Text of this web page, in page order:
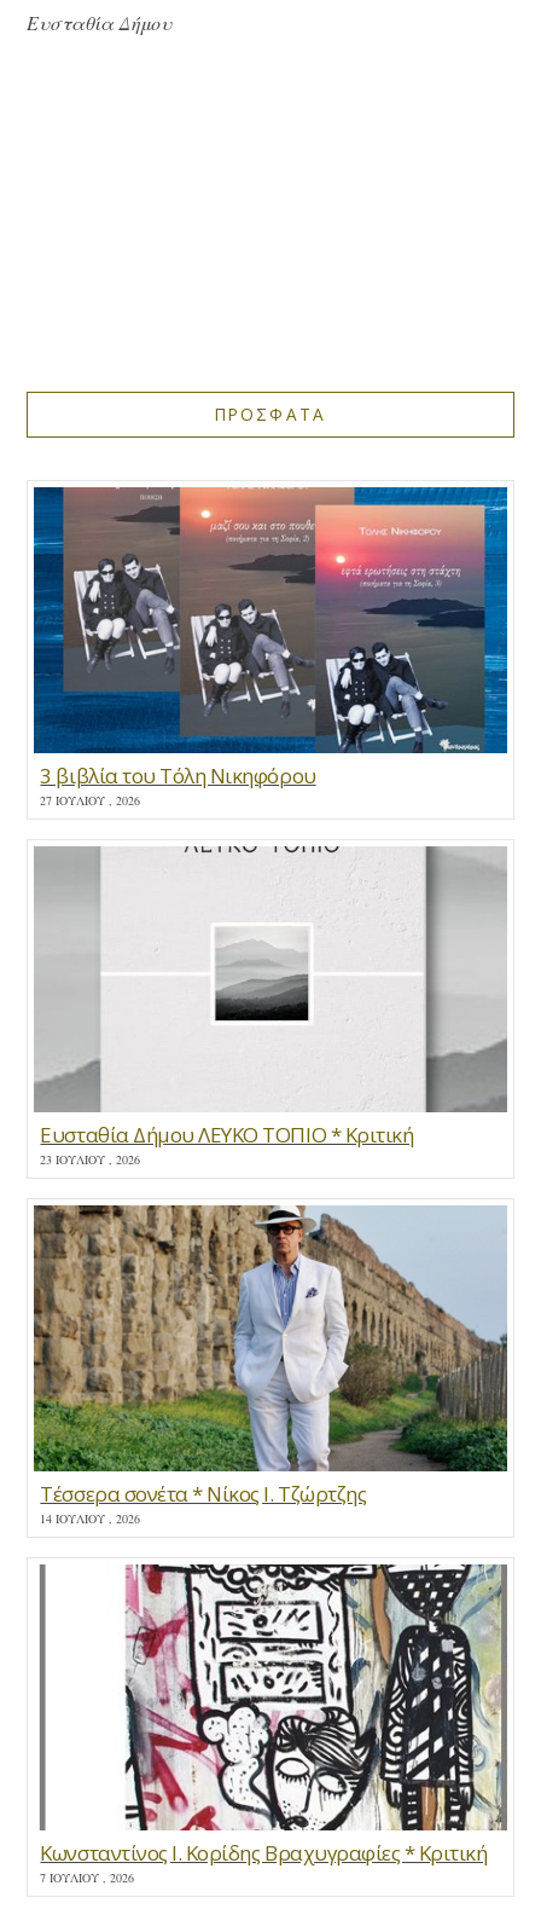
Ευσταθία Δήμου
ΠΡΟΣΦΑΤΑ
3 βιβλία του Τόλη Νικηφόρου
27 ΙΟΥΛΊΟΥ , 2026
Ευσταθία Δήμου ΛΕΥΚΟ ΤΟΠΙΟ * Κριτική
23 ΙΟΥΛΊΟΥ , 2026
Τέσσερα σονέτα * Νίκος Ι. Τζώρτζης
14 ΙΟΥΛΊΟΥ , 2026
Κωνσταντίνος Ι. Κορίδης Βραχυγραφίες * Κριτική
7 ΙΟΥΛΊΟΥ , 2026